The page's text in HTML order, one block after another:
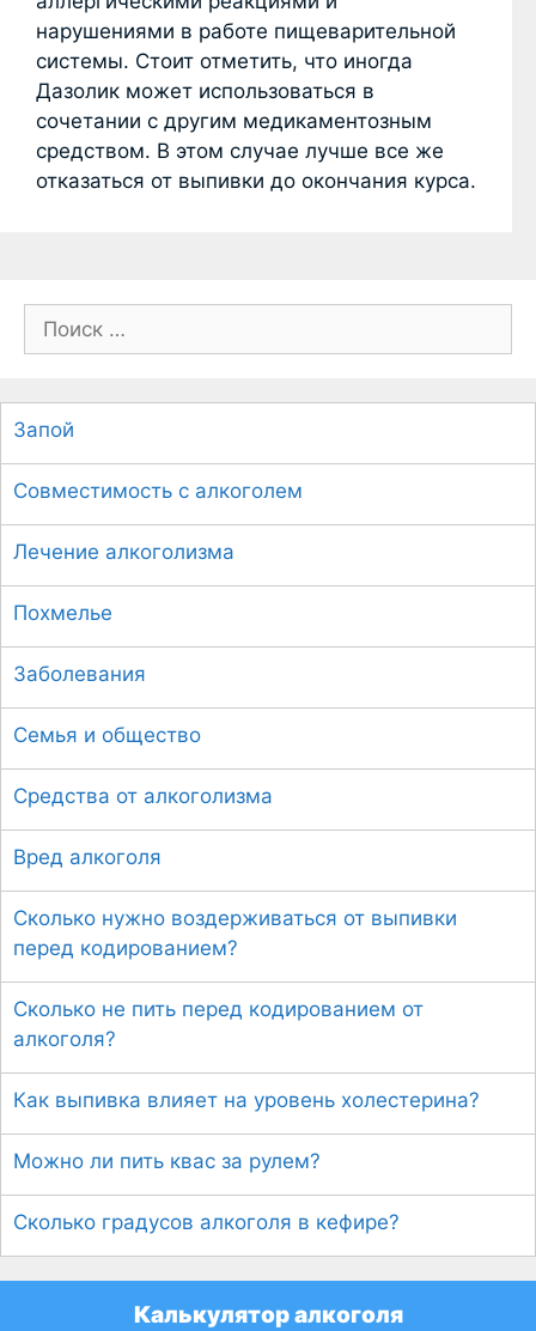
нарушениями в работе пищеварительной
системы. Стоит отметить, что иногда
Дазолик может использоваться в
сочетании с другим медикаментозным
средством. В этом случае лучше все же
отказаться от выпивки до окончания курса.
о
с
к
:
Запой
Совместимость с алкоголем
Лечение алкоголизма
Похмелье
Заболевания
Семья и общество
Средства от алкоголизма
Вред алкоголя
Сколько нужно воздерживаться от выпивки
перед кодированием?
Сколько не пить перед кодированием от
алкоголя?
Как выпивка влияет на уровень холестерина?
Можно ли пить квас за рулем?
Сколько градусов алкоголя в кефире?
Калькулятор алкоголя